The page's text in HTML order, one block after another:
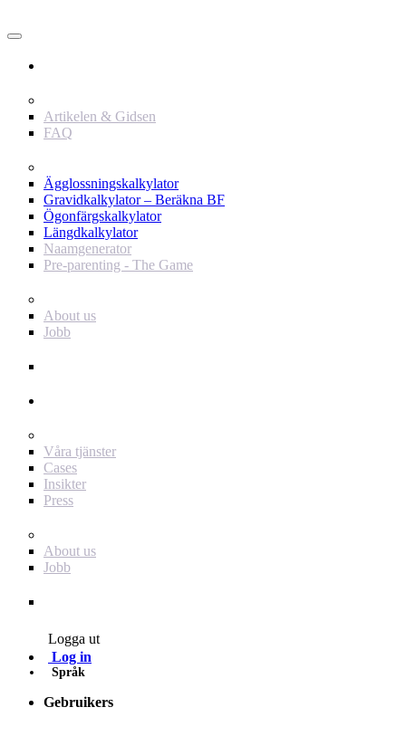
Artikelen & Gidsen
FAQ
Ägglossningskalkylator
Gravidkalkylator – Beräkna BF
Ögonfärgskalkylator
Längdkalkylator
Naamgenerator
Pre-parenting - The Game
About us
Jobb
Våra tjänster
Cases
Insikter
Press
About us
Jobb
Logga ut
Log in
Språk
Gebruikers